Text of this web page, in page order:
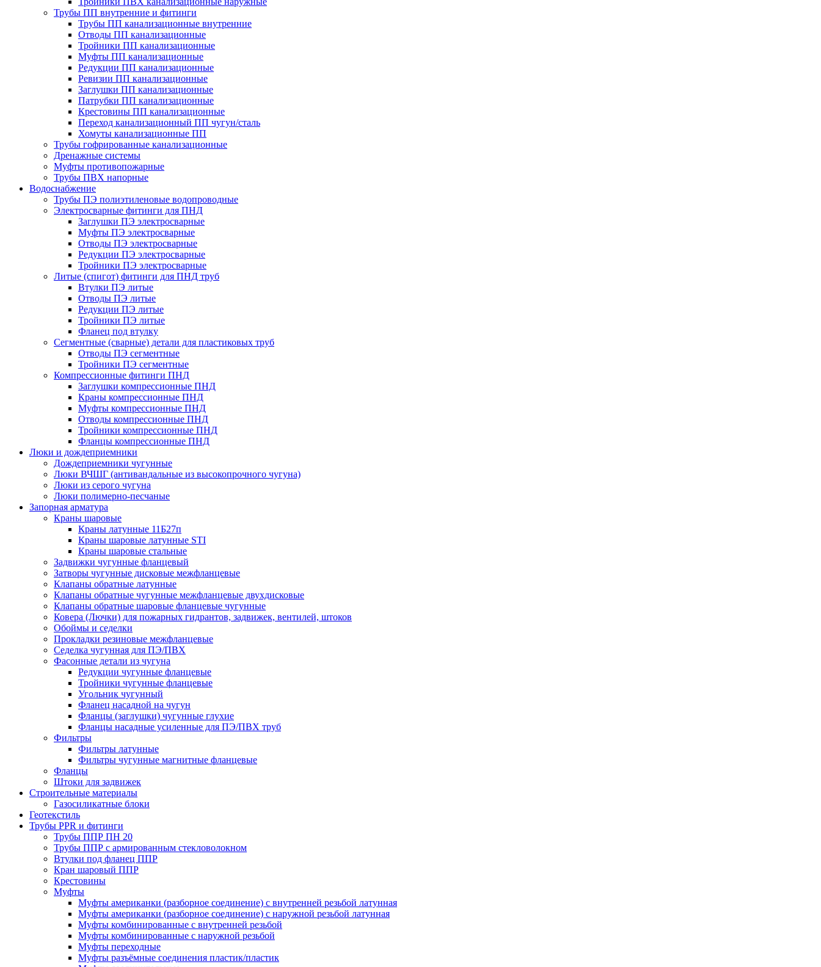
Трубы ПП внутренние и фитинги
Трубы ПП канализационные внутренние
Отводы ПП канализационные
Тройники ПП канализационные
Муфты ПП канализационные
Редукции ПП канализационные
Ревизии ПП канализационные
Заглушки ПП канализационные
Патрубки ПП канализационные
Крестовины ПП канализационные
Переход канализационный ПП чугун/сталь
Хомуты канализационные ПП
Трубы гофрированные канализационные
Дренажные системы
Муфты противопожарные
Трубы ПВХ напорные
Водоснабжение
Трубы ПЭ полиэтиленовые водопроводные
Электросварные фитинги для ПНД
Заглушки ПЭ электросварные
Муфты ПЭ электросварные
Отводы ПЭ электросварные
Редукции ПЭ электросварные
Тройники ПЭ электросварные
Литые (спигот) фитинги для ПНД труб
Втулки ПЭ литые
Отводы ПЭ литые
Редукции ПЭ литые
Тройники ПЭ литые
Фланец под втулку
Сегментные (сварные) детали для пластиковых труб
Отводы ПЭ сегментные
Тройники ПЭ сегментные
Компрессионные фитинги ПНД
Заглушки компрессионные ПНД
Краны компрессионные ПНД
Муфты компрессионные ПНД
Отводы компрессионные ПНД
Тройники компрессионные ПНД
Фланцы компрессионные ПНД
Люки и дождеприемники
Дождеприемники чугунные
Люки ВЧШГ (антивандальные из высокопрочного чугуна)
Люки из серого чугуна
Люки полимерно-песчаные
Запорная арматура
Краны шаровые
Краны латунные 11Б27п
Краны шаровые латунные STI
Краны шаровые стальные
Задвижки чугунные фланцевый
Затворы чугунные дисковые межфланцевые
Клапаны обратные латунные
Клапаны обратные чугунные межфланцевые двухдисковые
Клапаны обратные шаровые фланцевые чугунные
Ковера (Лючки) для пожарных гидрантов, задвижек, вентилей, штоков
Обоймы и седелки
Прокладки резиновые межфланцевые
Седелка чугунная для ПЭ/ПВХ
Фасонные детали из чугуна
Редукции чугунные фланцевые
Тройники чугунные фланцевые
Угольник чугунный
Фланец насадной на чугун
Фланцы (заглушки) чугунные глухие
Фланцы насадные усиленные для ПЭ/ПВХ труб
Фильтры
Фильтры латунные
Фильтры чугунные магнитные фланцевые
Фланцы
Штоки для задвижек
Строительные материалы
Газосиликатные блоки
Геотекстиль
Трубы PPR и фитинги
Трубы ППР ПН 20
Трубы ППР с армированным стекловолокном
Втулки под фланец ППР
Кран шаровый ППР
Крестовины
Муфты
Муфты американки (разборное соединение) с внутренней резьбой латунная
Муфты американки (разборное соединение) с наружной резьбой латунная
Муфты комбинированные с внутренней резьбой
Муфты комбинированные с наружной резьбой
Муфты переходные
Муфты разъёмные соединения пластик/пластик